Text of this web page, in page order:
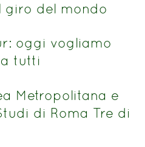
giro del mondo
oggi vogliamo
a tutti
Metropolitana e
di Roma Tre di